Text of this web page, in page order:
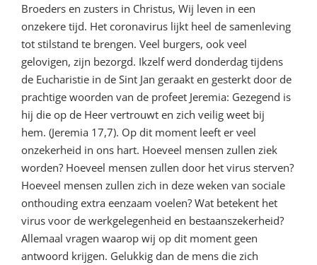
Broeders en zusters in Christus, Wij leven in een
onzekere tijd. Het coronavirus lijkt heel de samenleving
tot stilstand te brengen. Veel burgers, ook veel
gelovigen, zijn bezorgd. Ikzelf werd donderdag tijdens
de Eucharistie in de Sint Jan geraakt en gesterkt door de
prachtige woorden van de profeet Jeremia: Gezegend is
hij die op de Heer vertrouwt en zich veilig weet bij
hem. (Jeremia 17,7). Op dit moment leeft er veel
onzekerheid in ons hart. Hoeveel mensen zullen ziek
worden? Hoeveel mensen zullen door het virus sterven?
Hoeveel mensen zullen zich in deze weken van sociale
onthouding extra eenzaam voelen? Wat betekent het
virus voor de werkgelegenheid en bestaanszekerheid?
Allemaal vragen waarop wij op dit moment geen
antwoord krijgen. Gelukkig dan de mens die zich